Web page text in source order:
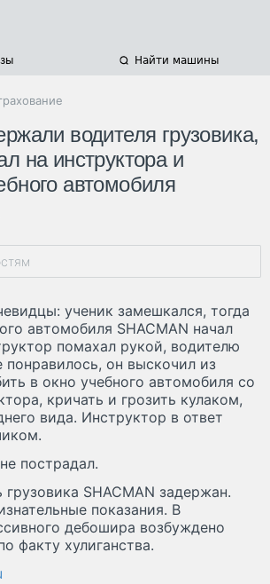
Найти машины
водителя грузовика,
на инструктора и
автомобиля
ученик замешкался, тогда
автомобиля SHACMAN начал
помахал рукой, водителю
понравилось, он выскочил из
в окно учебного автомобиля со
кричать и грозить кулаком,
вида. Инструктор в ответ
пострадал.
SHACMAN задержан.
показания. В
дебошира возбуждено
факту хулиганства.